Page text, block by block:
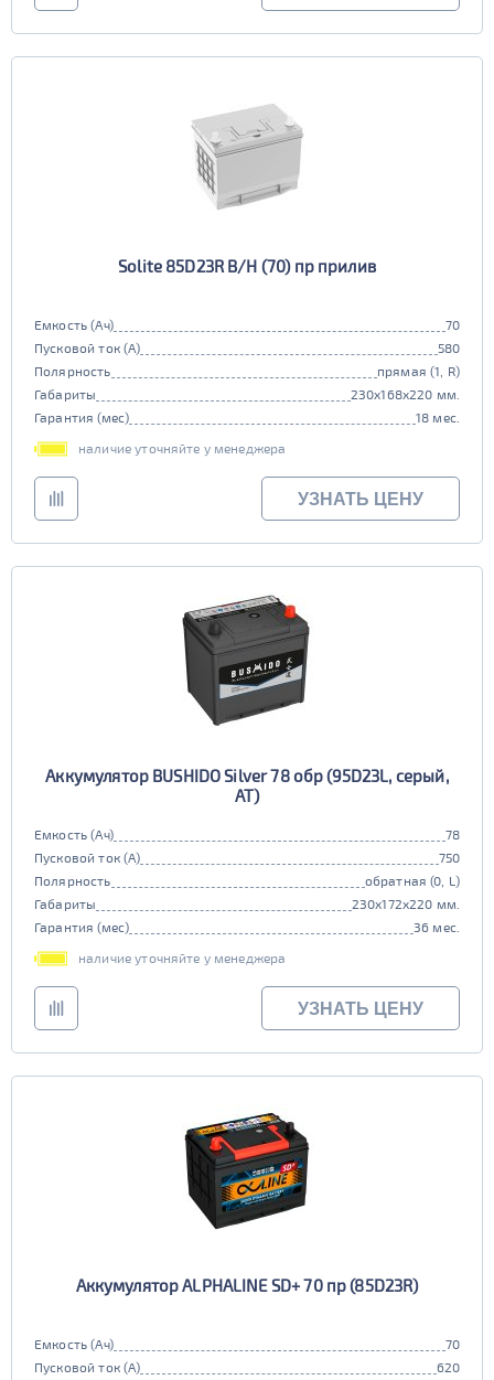
Solite 85D23R B/H (70) пр прилив
Емкость (Ач)
70
Пусковой ток (А)
580
Полярность
прямая (1, R)
Габариты
230x168x220 мм.
Гарантия (мес)
18 мес.
наличие уточняйте у менеджера
УЗНАТЬ ЦЕНУ
Аккумулятор BUSHIDO Silver 78 обр (95D23L, серый,
AT)
Емкость (Ач)
78
Пусковой ток (А)
750
Полярность
обратная (0, L)
Габариты
230x172x220 мм.
Гарантия (мес)
36 мес.
наличие уточняйте у менеджера
УЗНАТЬ ЦЕНУ
Аккумулятор ALPHALINE SD+ 70 пр (85D23R)
Емкость (Ач)
70
Пусковой ток (А)
620